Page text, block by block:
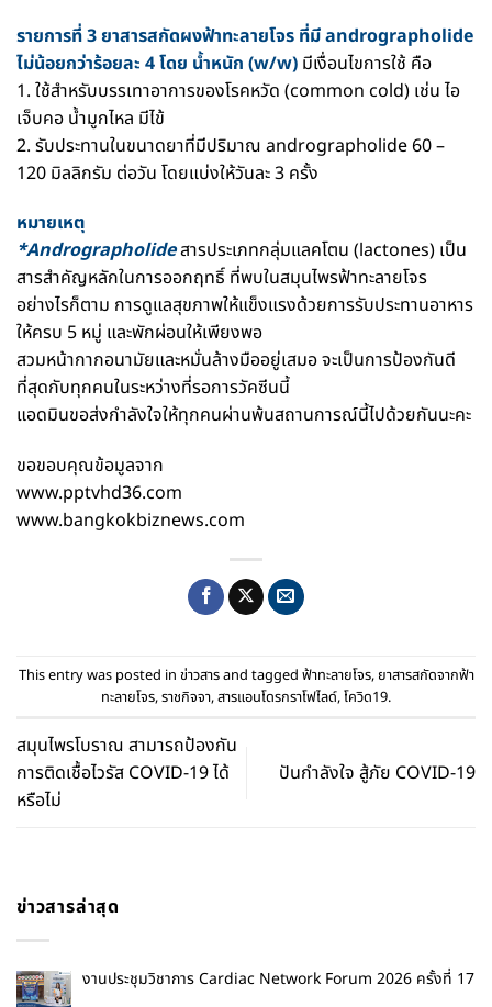
รายการที่ 3 ยาสารสกัดผงฟ้าทะลายโจร ที่มี andrographolide
ไม่น้อยกว่าร้อยละ 4 โดย น้ำหนัก (w/w) มีเงื่อนไขการใช้ คือ
1. ใช้สำหรับบรรเทาอาการของโรคหวัด (common cold) เช่น ไอ
เจ็บคอ น้ำมูกไหล มีไข้
2. รับประทานในขนาดยาที่มีปริมาณ andrographolide 60 –
120 มิลลิกรัม ต่อวัน โดยแบ่งให้วันละ 3 ครั้ง
หมายเหตุ
*Andrographolideสารประเภทกลุ่มแลคโตน (lactones) เป็น
สารสำคัญหลักในการออกฤทธิ์ ที่พบในสมุนไพรฟ้าทะลายโจร
อย่างไรก็ตาม การดูแลสุขภาพให้แข็งแรงด้วยการรับประทานอาหาร
ให้ครบ 5 หมู่ และพักผ่อนให้เพียงพอ
สวมหน้ากากอนามัยและหมั่นล้างมืออยู่เสมอ จะเป็นการป้องกันดี
ที่สุดกับทุกคนในระหว่างที่รอการวัคซีนนี้
แอดมินขอส่งกำลังใจให้ทุกคนผ่านพ้นสถานการณ์นี้ไปด้วยกันนะคะ
ขอขอบคุณข้อมูลจาก
www.pptvhd36.com
www.bangkokbiznews.com
This entry was posted in ข่าวสารand tagged ฟ้าทะลายโจร, ยาสารสกัดจากฟ้า
ทะลายโจร,ราชกิจจา,สารแอนโดรกราโฟไลด์,โควิด19.
สมุนไพรโบราณ สามารถป้องกัน
การติดเชื้อไวรัส COVID-19 ได้
หรือไม่
ปันกำลังใจ สู้ภัย COVID-19
ข่าวสารล่าสุด
งานประชุมวิชาการ Cardiac Network Forum 2026 ครั้งที่ 17